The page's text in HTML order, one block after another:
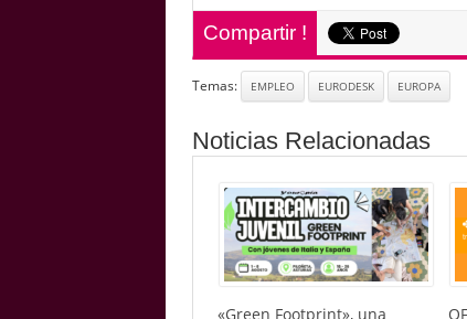
Compartir !
Temas: EMPLEO EURODESK EUROPA
Noticias Relacionadas
«Green Footprint», una